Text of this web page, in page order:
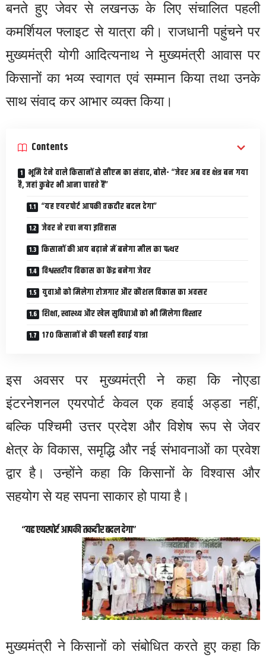
बनते हुए जेवर से लखनऊ के लिए संचालित पहली
कमर्शियल फ्लाइट से यात्रा की। राजधानी पहुंचने पर
मुख्यमंत्री योगी आदित्यनाथ ने मुख्यमंत्री आवास पर
किसानों का भव्य स्वागत एवं सम्मान किया तथा उनके
साथ संवाद कर आभार व्यक्त किया।
Contents
भूमि देने वाले किसानों से सीएम का संवाद, बोले- “जेवर अब वह क्षेत्र बन गया
है, जहां कुबेर भी आना चाहते हैं”
“यह एयरपोर्ट आपकी तकदीर बदल देगा”
जेवर ने रचा नया इतिहास
किसानों की आय बढ़ाने में बनेगा मील का पत्थर
विश्वस्तरीय विकास का केंद्र बनेगा जेवर
युवाओं को मिलेगा रोजगार और कौशल विकास का अवसर
शिक्षा, स्वास्थ्य और खेल सुविधाओं को भी मिलेगा विस्तार
170 किसानों ने की पहली हवाई यात्रा
इस अवसर पर मुख्यमंत्री ने कहा कि नोएडा
इंटरनेशनल एयरपोर्ट केवल एक हवाई अड्डा नहीं,
बल्कि पश्चिमी उत्तर प्रदेश और विशेष रूप से जेवर
क्षेत्र के विकास, समृद्धि और नई संभावनाओं का प्रवेश
द्वार है। उन्होंने कहा कि किसानों के विश्वास और
सहयोग से यह सपना साकार हो पाया है।
“यह एयरपोर्ट आपकी तकदीर बदल देगा”
मुख्यमंत्री ने किसानों को संबोधित करते हुए कहा कि